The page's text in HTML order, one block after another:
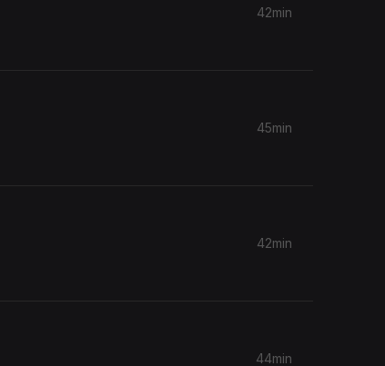
42min
45min
42min
44min